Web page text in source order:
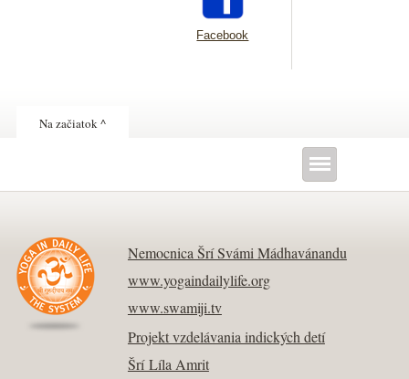
Facebook
Na začiatok ^
Nemocnica Šrí Svámi Mádhavánandu
www.yogaindailylife.org
www.swamiji.tv
Projekt vzdelávania indických detí
Šrí Líla Amrit